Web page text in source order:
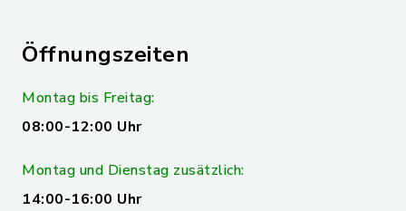
Öffnungszeiten
Montag bis Freitag:
08:00-12:00 Uhr
Montag und Dienstag zusätzlich:
14:00-16:00 Uhr